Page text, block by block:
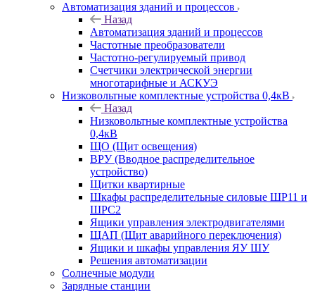
Автоматизация зданий и процессов
Назад
Автоматизация зданий и процессов
Частотные преобразователи
Частотно-регулируемый привод
Счетчики электрической энергии
многотарифные и АСКУЭ
Низковольтные комплектные устройства 0,4кВ
Назад
Низковольтные комплектные устройства
0,4кВ
ЩО (Щит освещения)
ВРУ (Вводное распределительное
устройство)
Щитки квартирные
Шкафы распределительные силовые ШР11 и
ШРС2
Ящики управления электродвигателями
ЩАП (Щит аварийного переключения)
Ящики и шкафы управления ЯУ ШУ
Решения автоматизации
Солнечные модули
Зарядные станции